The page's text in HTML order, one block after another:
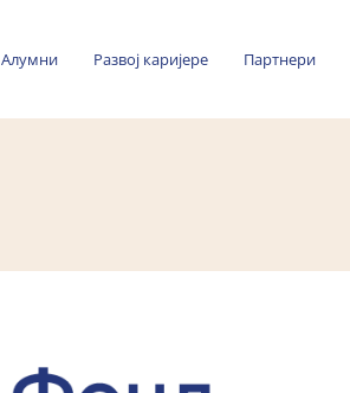
Алумни Развој каријере Партнери